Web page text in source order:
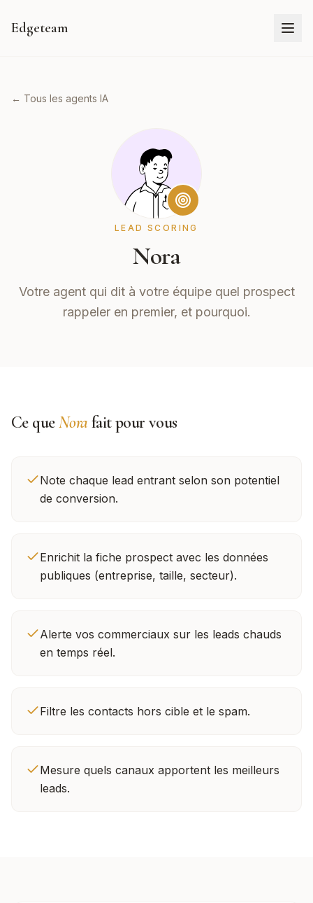
Edgeteam
← Tous les agents IA
LEAD SCORING
Nora
Votre agent qui dit à votre équipe quel prospect
rappeler en premier, et pourquoi.
Ce queNora fait pour vous
Note chaque lead entrant selon son potentiel
de conversion.
Enrichit la fiche prospect avec les données
publiques (entreprise, taille, secteur).
Alerte vos commerciaux sur les leads chauds
en temps réel.
Filtre les contacts hors cible et le spam.
Mesure quels canaux apportent les meilleurs
leads.